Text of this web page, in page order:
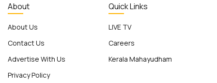
About
About Us
Contact Us
Advertise With Us
Privacy Policy
Quick Links
LIVE TV
Careers
Kerala Mahayudham